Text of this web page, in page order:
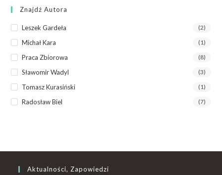
Znajdź Autora
Leszek Gardeła (2)
Michał Kara (1)
Praca Zbiorowa (8)
Sławomir Wadyl (3)
Tomasz Kurasiński (1)
Radosław Biel (7)
Aktualności, Zapowiedzi